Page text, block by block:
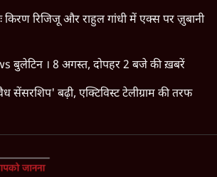
किरण रिजिजू और राहुल गांधी में एक्स पर ज़ुबानी
बुलेटिन । 8 अगस्त, दोपहर 2 बजे की ख़बरें
सेंसरशिप' बढ़ी, एक्टिविस्ट टेलीग्राम की तरफ